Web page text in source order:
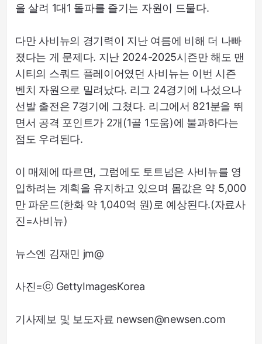
을 살려 1대1 돌파를 즐기는 자원이 드물다.
다만 사비뉴의 경기력이 지난 여름에 비해 더 나빠
졌다는 게 문제다. 지난 2024-2025시즌만 해도 맨
시티의 스쿼드 플레이어였던 사비뉴는 이번 시즌
벤치 자원으로 밀려났다. 리그 24경기에 나섰으나
선발 출전은 7경기에 그쳤다. 리그에서 821분을 뛰
면서 공격 포인트가 2개(1골 1도움)에 불과하다는
점도 우려된다.
이 매체에 따르면, 그럼에도 토트넘은 사비뉴를 영
입하려는 계획을 유지하고 있으며 몸값은 약 5,000
만 파운드(한화 약 1,040억 원)로 예상된다.(자료사
진=사비뉴)
뉴스엔 김재민 jm@
사진=ⓒ GettyImagesKorea
기사제보 및 보도자료 newsen@newsen.com